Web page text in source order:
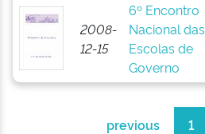
2008-
12-15
6º Encontro
Nacional das
Escolas de
Governo
previous 1